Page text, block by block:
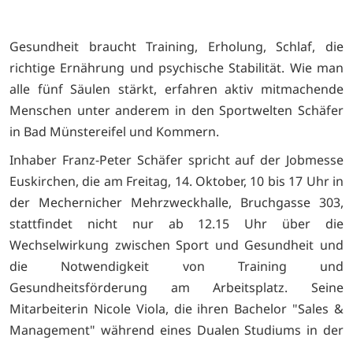
Gesundheit braucht Training, Erholung, Schlaf, die
richtige Ernährung und psychische Stabilität. Wie man
alle fünf Säulen stärkt, erfahren aktiv mitmachende
Menschen unter anderem in den Sportwelten Schäfer
in Bad Münstereifel und Kommern.
Inhaber Franz-Peter Schäfer spricht auf der Jobmesse
Euskirchen, die am Freitag, 14. Oktober, 10 bis 17 Uhr in
der Mechernicher Mehrzweckhalle, Bruchgasse 303,
stattfindet nicht nur ab 12.15 Uhr über die
Wechselwirkung zwischen Sport und Gesundheit und
die Notwendigkeit von Training und
Gesundheitsförderung am Arbeitsplatz. Seine
Mitarbeiterin Nicole Viola, die ihren Bachelor "Sales &
Management" während eines Dualen Studiums in der